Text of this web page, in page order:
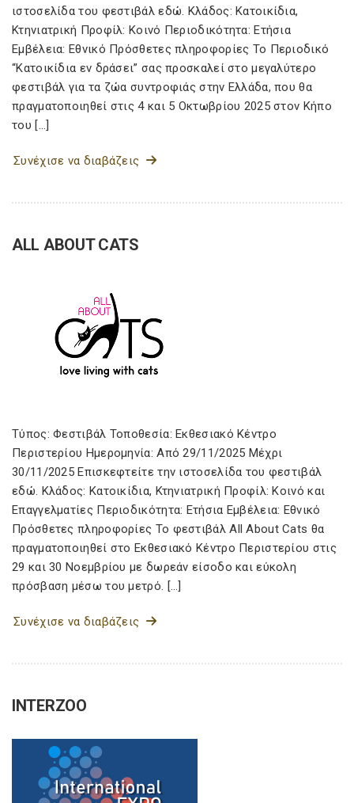
ιστοσελίδα του φεστιβάλ εδώ. Κλάδος: Κατοικίδια,
Κτηνιατρική Προφίλ: Κοινό Περιοδικότητα: Ετήσια
Εμβέλεια: Εθνικό Πρόσθετες πληροφορίες Το Περιοδικό
“Κατοικίδια εν δράσει” σας προσκαλεί στο μεγαλύτερο
φεστιβάλ για τα ζώα συντροφιάς στην Ελλάδα, που θα
πραγματοποιηθεί στις 4 και 5 Οκτωβρίου 2025 στον Κήπο
του […]
Συνέχισε να διαβάζεις
ALL ABOUT CATS
Τύπος: Φεστιβάλ Τοποθεσία: Εκθεσιακό Κέντρο
Περιστερίου Ημερομηνία: Από 29/11/2025 Μέχρι
30/11/2025 Επισκεφτείτε την ιστοσελίδα του φεστιβάλ
εδώ. Κλάδος: Κατοικίδια, Κτηνιατρική Προφίλ: Κοινό και
Επαγγελματίες Περιοδικότητα: Ετήσια Εμβέλεια: Εθνικό
Πρόσθετες πληροφορίες Το φεστιβάλ All About Cats θα
πραγματοποιηθεί στο Εκθεσιακό Κέντρο Περιστερίου στις
29 και 30 Νοεμβρίου με δωρεάν είσοδο και εύκολη
πρόσβαση μέσω του μετρό. […]
Συνέχισε να διαβάζεις
INTERZOO